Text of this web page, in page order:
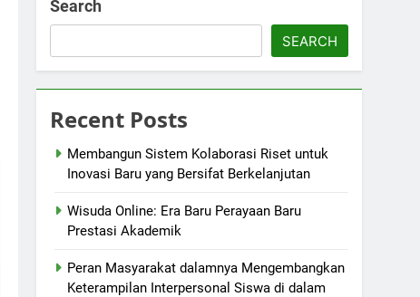
Search
SEARCH
Recent Posts
Membangun Sistem Kolaborasi Riset untuk
Inovasi Baru yang Bersifat Berkelanjutan
Wisuda Online: Era Baru Perayaan Baru
Prestasi Akademik
Peran Masyarakat dalamnya Mengembangkan
Keterampilan Interpersonal Siswa di dalam